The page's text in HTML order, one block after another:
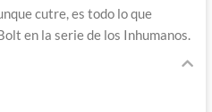
cutre, es todo lo que
en la serie de los Inhumanos.